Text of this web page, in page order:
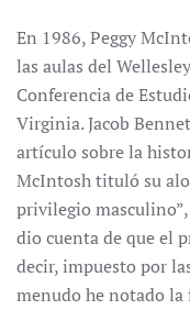
En 1986, Peggy
las aulas del
Conferencia de
Virginia. Jacob Bennet
artículo sobre la
McIntosh tituló su
privilegio
dio cuenta de que el
decir, impuesto por
menudo he notado